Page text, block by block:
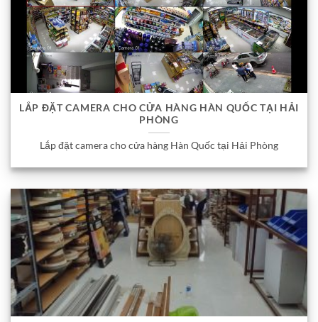
LẮP ĐẶT CAMERA CHO CỬA HÀNG HÀN QUỐC TẠI HẢI
PHÒNG
Lắp đặt camera cho cửa hàng Hàn Quốc tại Hải Phòng